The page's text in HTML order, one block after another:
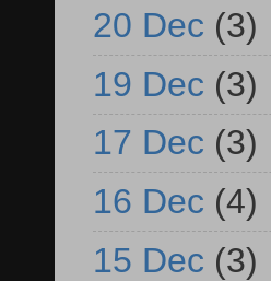
20 Dec (3)
19 Dec (3)
17 Dec (3)
16 Dec (4)
15 Dec (3)